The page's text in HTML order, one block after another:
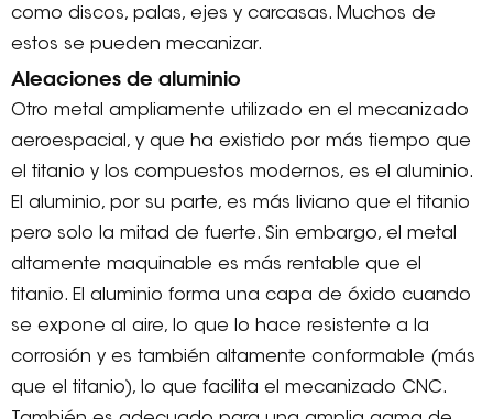
como discos, palas, ejes y carcasas. Muchos de
estos se pueden mecanizar.
Aleaciones de aluminio
Otro metal ampliamente utilizado en el mecanizado
aeroespacial, y que ha existido por más tiempo que
el titanio y los compuestos modernos, es el aluminio.
El aluminio, por su parte, es más liviano que el titanio
pero solo la mitad de fuerte. Sin embargo, el metal
altamente maquinable es más rentable que el
titanio. El aluminio forma una capa de óxido cuando
se expone al aire, lo que lo hace resistente a la
corrosión y es también altamente conformable (más
que el titanio), lo que facilita el mecanizado CNC.